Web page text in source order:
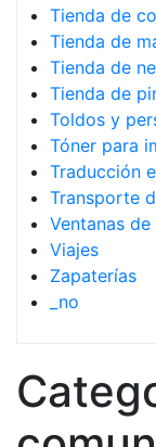
Tienda de
Tienda de
Tienda de
Tienda de
Toldos y
Tóner para
Traducción
Transporte
Ventanas de
Viajes
Zapaterías
_no